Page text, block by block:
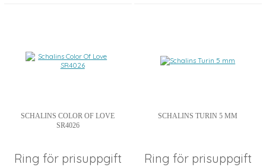
SCHALINS COLOR OF LOVE
SR4026
Ring för prisuppgift
SCHALINS TURIN 5 MM
Ring för prisuppgift